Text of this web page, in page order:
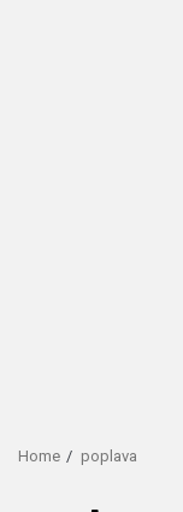
Home poplava